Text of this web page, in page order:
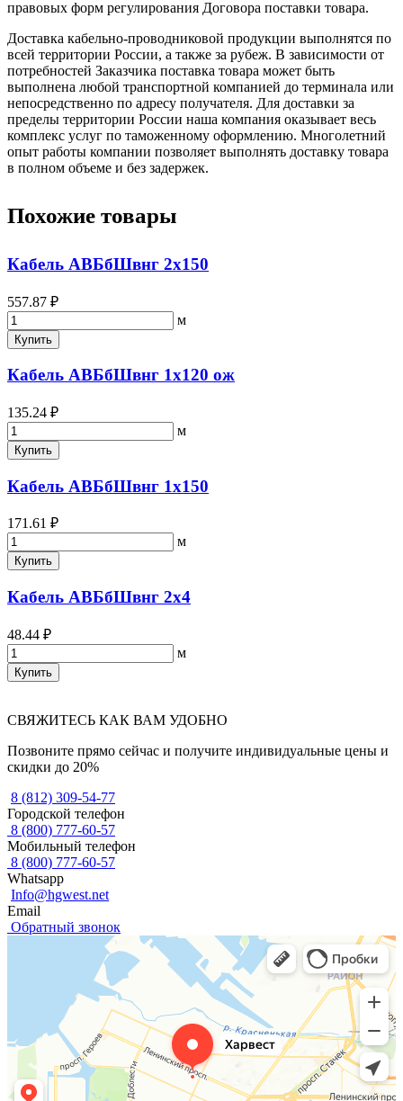
правовых форм регулирования Договора поставки товара.
Доставка кабельно-проводниковой продукции выполнятся по
всей территории России, а также за рубеж. В зависимости от
потребностей Заказчика поставка товара может быть
выполнена любой транспортной компанией до терминала или
непосредственно по адресу получателя. Для доставки за
пределы территории России наша компания оказывает весь
комплекс услуг по таможенному оформлению. Многолетний
опыт работы компании позволяет выполнять доставку товара
в полном объеме и без задержек.
Похожие товары
Кабель АВБбШвнг 2х150
557.87 ₽
м
Купить
Кабель АВБбШвнг 1х120 ож
135.24 ₽
м
Купить
Кабель АВБбШвнг 1х150
171.61 ₽
м
Купить
Кабель АВБбШвнг 2х4
48.44 ₽
м
Купить
СВЯЖИТЕСЬ КАК ВАМ УДОБНО
Позвоните прямо сейчас и получите индивидуальные цены и
скидки до 20%
8 (812) 309-54-77
Городской телефон
8 (800) 777-60-57
Мобильный телефон
8 (800) 777-60-57
Whatsapp
Info@hgwest.net
Email
Обратный звонок